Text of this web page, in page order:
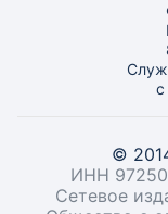
©
ИНН
Сетевое